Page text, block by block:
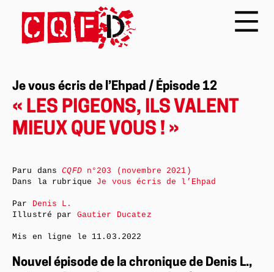
Je vous écris de l’Ehpad / Épisode 12
« LES PIGEONS, ILS VALENT
MIEUX QUE VOUS ! »
Nouvel épisode de la chronique de Denis L.,
Paru dansCQFDn°203 (novembre 2021)
Dans la rubrique Je vous écris de l’Ehpad
Par Denis L.
Illustré par Gautier Ducatez
Mis en ligne le 11.03.2022